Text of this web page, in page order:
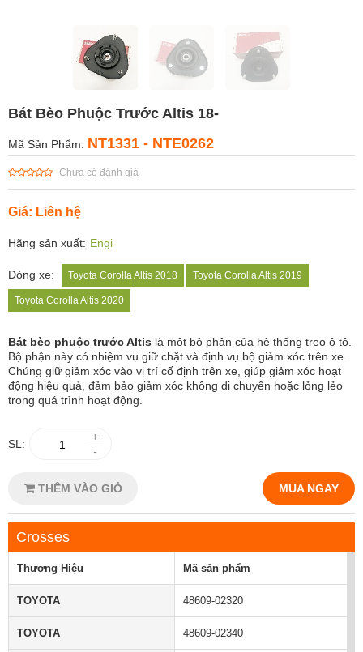
Bát Bèo Phuộc Trước Altis 18-
Mã Sản Phẩm: NT1331 - NTE0262
Chưa có đánh giá
Giá: Liên hệ
Hãng sản xuất: Engi
Dòng xe: Toyota Corolla Altis 2018 Toyota Corolla Altis 2019
Toyota Corolla Altis 2020
Bát bèo phuộc trước Altis là một bộ phận của hệ thống treo ô tô.
Bộ phận này có nhiệm vụ giữ chặt và định vụ bộ giảm xóc trên xe.
Chúng giữ giảm xóc vào vị trí cố định trên xe, giúp giảm xóc hoạt
động hiệu quả, đảm bảo giảm xóc không di chuyển hoặc lỏng lẻo
trong quá trình hoạt động.
SL:
+
-
THÊM VÀO GIỎ MUA NGAY
Crosses
Thương Hiệu Mã sản phẩm
TOYOTA 48609-02320
TOYOTA 48609-02340